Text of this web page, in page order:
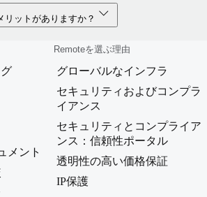
リットがありますか？
メント
Remoteを選ぶ理由
グローバルなインフラ
セキュリティおよびコンプラ
イアンス
セキュリティとコンプライア
ンス：信頼性ポータル
透明性の高い価格保証
IP保護